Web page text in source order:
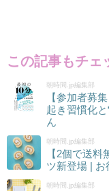
この記事もチェ
朝時間.jp編集部
【参加者募
起き習慣化
ん
朝時間.jp編集部
【2個で送
ツ新登場 | お
朝時間.jp編集部